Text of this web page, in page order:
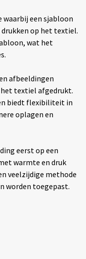
waarbij een sjabloon
op het textiel.
wat het
afbeeldingen
textiel afgedrukt.
biedt flexibiliteit in
oplagen en
eerst op een
warmte en druk
veelzijdige methode
worden toegepast.